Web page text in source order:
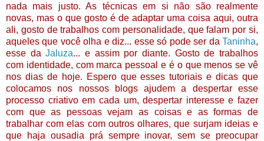
nada mais justo. As técnicas em si não são realmente
novas, mas o que gosto é de adaptar uma coisa aqui, outra
ali, gosto de trabalhos com personalidade, que falam por si,
aqueles que você olha e diz... esse só pode ser da Taninha,
esse daJaluza... e assim por diante. Gosto de trabalhos
com identidade, com marca pessoal e é o que menos se vê
nos dias de hoje. Espero que esses tutoriais e dicas que
colocamos nos nossos blogs ajudem a despertar esse
processo criativo em cada um, despertar interesse e fazer
com que as pessoas vejam as coisas e as formas de
trabalhar com elas com outros olhares, que surjam ideias e
que haja ousadia prá sempre inovar, sem se preocupar